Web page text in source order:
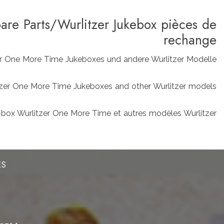
Parts/Wurlitzer Jukebox pièces de
rechange
More Time Jukeboxes und andere Wurlitzer Modelle
One More Time Jukeboxes and other Wurlitzer models
Wurlitzer One More Time et autres modèles Wurlitzer